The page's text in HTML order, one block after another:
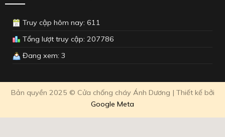
Truy cập hôm nay: 611
Tổng lượt truy cập: 207786
Đang xem: 3
Bản quyền 2025 © Cửa chống cháy Ánh Dương | Thiết kế bởi
Google Meta